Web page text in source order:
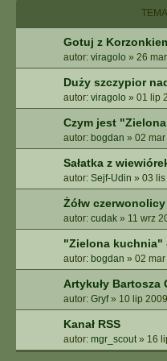
A
A
N
S
O
W
A
N
Gotuj z
autor: viragolo » 26
Duży szczypior
autor: viragolo » 01 lip
Czym jest
autor: bogdan » 02
Sałatka z
autor: Sejf-Udin » 03 lis
Żółw
autor: cudak » 11 wrz
"Zielona kuchnia"
autor: bogdan » 02
Artykuły Bartosza
autor: Gryf» 10 lip
Kanał RSS
autor: mgr_scout» 16